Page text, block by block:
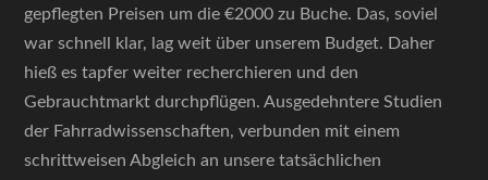
gepflegten Preisen um die €2000 zu Buche. Das, soviel
war schnell klar, lag weit über unserem Budget. Daher
hieß es tapfer weiter recherchieren und den
Gebrauchtmarkt durchpflügen. Ausgedehntere Studien
der Fahrradwissenschaften, verbunden mit einem
schrittweisen Abgleich an unsere tatsächlichen